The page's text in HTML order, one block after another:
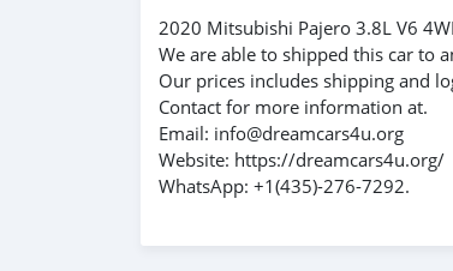
2020 Mitsubishi Pajero 3.8L V6
We are able to shipped this car to
Our prices includes shipping and
Contact for more information at.
Email: info@dreamcars4u.org
Website: https://dreamcars4u.org/
WhatsApp: +1(435)-276-7292.